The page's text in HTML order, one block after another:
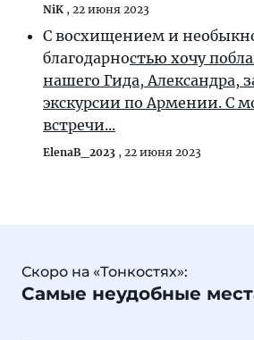
NiK , 22 июня 2023
С восхищением и
благодарностью хочу
нашего Гида, Александра,
экскурсии по Армении. С
встречи...
ElenaB_2023 , 22 июня 2023
Скоро на «Тонкостях»:
Самые неудобные